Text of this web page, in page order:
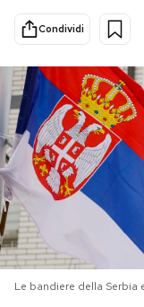
Sport
PODCAST
NEWSLETTER
I MIEI PREFERITI
SHOP
Condividi
Le bandiere della